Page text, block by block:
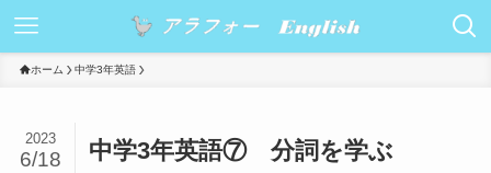
ホーム 中学3年英語
中学3年英語⑦ 分詞を学ぶ
2023
6/18